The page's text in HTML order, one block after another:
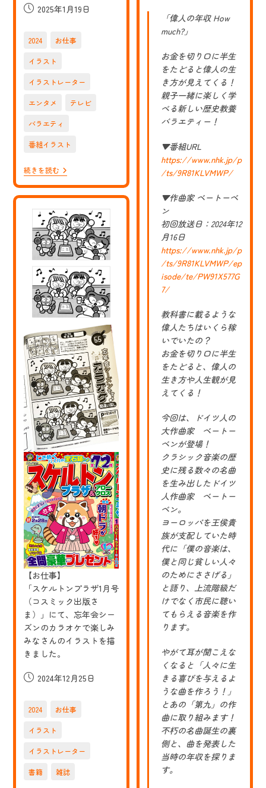
投
開
日:
2025年1月19日
2024 お仕事
イラスト
イラストレーター
エンタメ テレビ
バラエティ
番組イラスト
続きを読む【お
仕
事】
NHK
E
テ
レ
の
番
組
「偉
人
の
年
収
How
宇
宙
飛
行
士
ニ
ー
ル・
ア
ー
ム
ス
ト
ロ
ン
グ
「偉人の年収 How
much?」
お金を切り口に半生
をたどると偉人の生
き方が見えてくる！
親子一緒に楽しく学
べる新しい歴史教養
バラエティー！
▼番組URL
https://www.nhk.jp/p
/ts/9R81KLVMWP/
▼作曲家 ベートーベ
ン
初回放送日：2024年12
月16日
https://www.nhk.jp/p
/ts/9R81KLVMWP/ep
isode/te/PW91X577G
7/
教科書に載るような
偉人たちはいくら稼
いでいたの？
お金を切り口に半生
をたどると、偉人の
生き方や人生観が見
えてくる！
今回は、ドイツ人の
大作曲家 ベートー
ベンが登場！
クラシック音楽の歴
史に残る数々の名曲
を生み出したドイツ
人作曲家 ベートー
ベン。
ヨーロッパを王侯貴
族が支配していた時
代に「僕の音楽は、
僕と同じ貧しい人々
のためにささげる」
と語り、上流階級だ
けでなく市民に聴い
てもらえる音楽を作
ります。
やがて耳が聞こえな
くなると「人々に生
きる喜びを与えるよ
うな曲を作ろう！」
とあの「第九」の作
曲に取り組みます！
不朽の名曲誕生の裏
側と、曲を発表した
当時の年収を探りま
す。
【お仕事】
「スケルトンプラザ1月号
（コスミック出版さ
ま）」にて、忘年会シー
ズンのカラオケで楽しみ
みなさんのイラストを描
きました。
投
開
日:
2024年12月25日
2024 お仕事
イラスト
イラストレーター
書籍 雑誌